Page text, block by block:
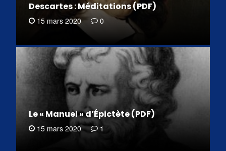
Descartes : Méditations (PDF)
15 mars 2020 0
Le « Manuel » d’Épictète (PDF)
15 mars 2020 1